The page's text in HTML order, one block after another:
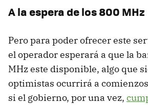
A la espera de los 800 MHz
Pero para poder ofrecer este
el operador esperará a que la
MHz este disponible, algo que
optimistas ocurrirá a
si el gobierno, por una vez,